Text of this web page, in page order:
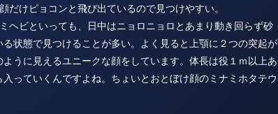
だけピョコンと飛び出ているので見つけやすい。
ヘビといっても、日中はニョロニョロとあまり動き回らず砂
状態で見つけることが多い。よく見ると上顎に２つの突起が
うに見えるユニークな顔をしています。体長は役１ｍ以上あ
っていくんですよね。ちょいとおとぼけ顔のミナミホタテウ